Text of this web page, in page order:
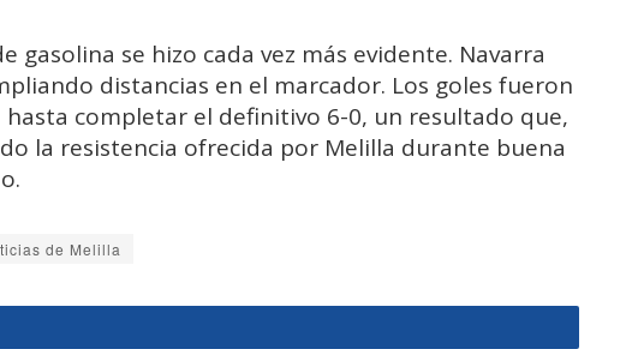
gasolina se hizo cada vez más evidente. Navarra
distancias en el marcador. Los goles fueron
completar el definitivo 6-0, un resultado que,
la resistencia ofrecida por Melilla durante buena
de Melilla